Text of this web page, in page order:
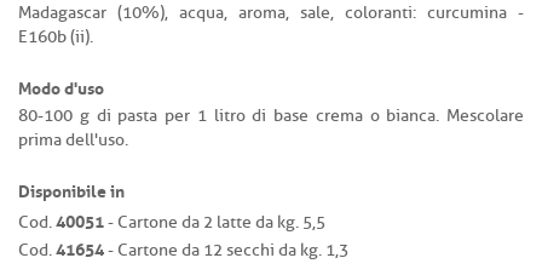
Madagascar (10%), acqua, aroma, sale, coloranti: curcumina -
E160b (ii).
Modo d'uso
80-100 g di pasta per 1 litro di base crema o bianca. Mescolare
prima dell'uso.
Disponibile in
Cod.40051- Cartone da 2 latte da kg. 5,5
Cod.41654- Cartone da 12 secchi da kg. 1,3